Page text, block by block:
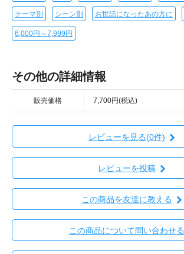
テーマ別 シーン別 お世話になったあの方に
6,000円～7,999円
その他の詳細情報
販売価格 7,700円(税込)
レビューを見る(0件)
レビューを投稿
この商品を友達に教える
この商品について問い合わせる